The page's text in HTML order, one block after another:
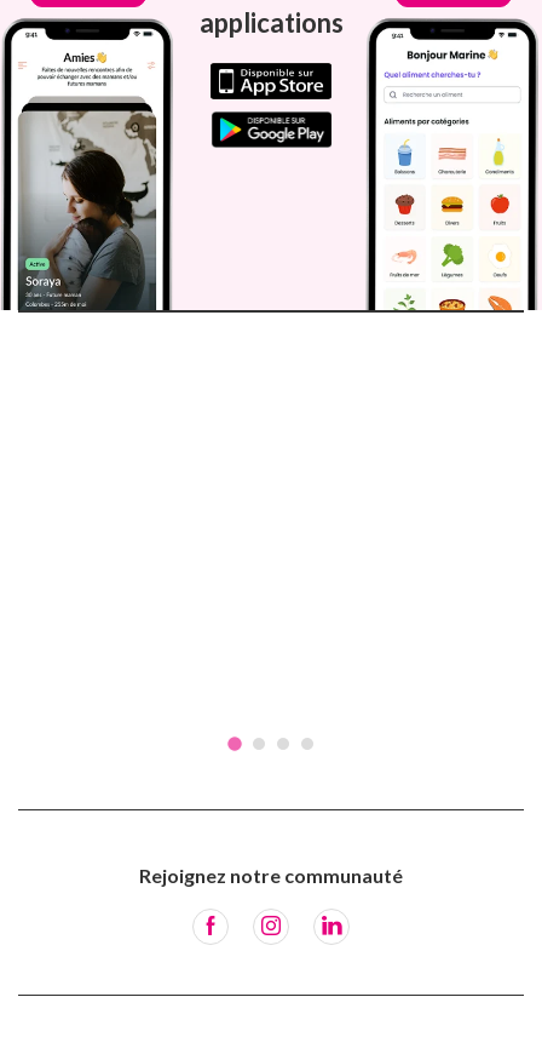
applications
Rejoignez notre communauté